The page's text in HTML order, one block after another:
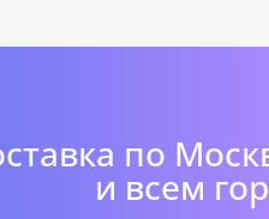
по
и всем